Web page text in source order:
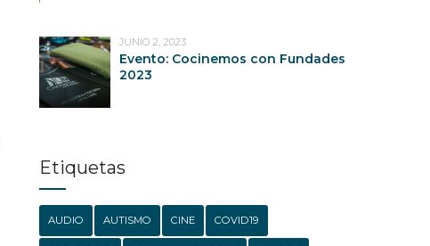
JUNIO 2, 2023
Evento: Cocinemos con Fundades
2023
Etiquetas
AUDIO AUTISMO CINE COVID19